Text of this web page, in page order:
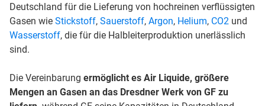
Deutschland für die Lieferung von hochreinen verflüssigten
Gasen wie Stickstoff, Sauerstoff, Argon, Helium, CO2 und
Wasserstoff, die für die Halbleiterproduktion unerlässlich
sind.
Die Vereinbarung ermöglicht es Air Liquide, größere
Mengen an Gasen an das Dresdner Werk von GF zu